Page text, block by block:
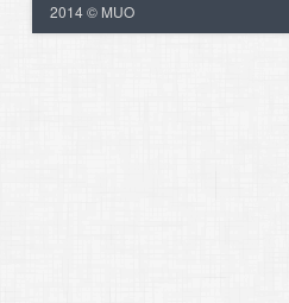
2014 © MUO